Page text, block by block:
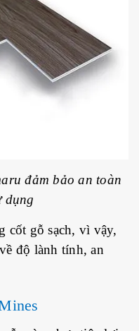
đảm bảo an toàn
dụng
cốt gỗ sạch, vì vậy,
độ lành tính, an